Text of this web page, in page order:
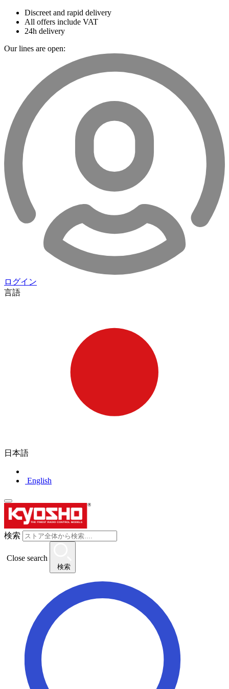
Discreet and rapid delivery
All offers include VAT
24h delivery
Our lines are open:
ログイン
言語
日本語
English
検索
Close search
検索